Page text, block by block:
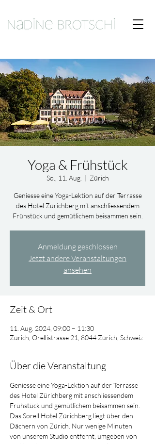
Yoga & Frühstück
So., 11. Aug.
  |
Zürich
Geniesse eine Yoga-Lektion auf der Terrasse
des Hotel Zürichberg mit anschliessendem
Frühstück und gemütlichem beisammen sein.
Anmeldung geschlossen
Jetzt andere Veranstaltungen
ansehen
Zeit & Ort
11. Aug. 2024, 09:00 – 11:30
Zürich, Orellistrasse 21, 8044 Zürich, Schweiz
Über die Veranstaltung
Geniesse eine Yoga-Lektion auf der Terrasse
des Hotel Zürichberg mit anschliessendem
Frühstück und gemütlichem beisammen sein.
Das Sorell Hotel Zürichberg liegt über den
Dächern von Zürich. Nur wenige Minuten
von unserem Studio entfernt, umgeben von